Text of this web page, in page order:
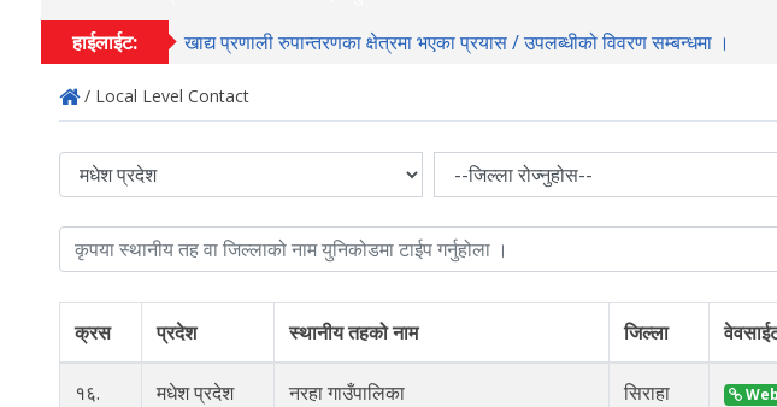
हाईलाईट: खाद्य प्रणाली रुपान्तरणका क्षेत्रमा भएका प्रयास / उपलब्धीको विवरण सम्बन्धमा ।
/ Local Level Contact
क्रस प्रदेश स्थानीय तहको नाम जिल्ला
१६. मधेश प्रदेश नरहा गाउँपालिका सिराहा